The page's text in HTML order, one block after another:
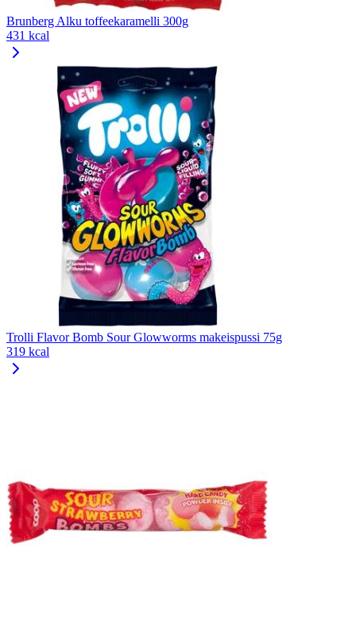
Brunberg Alku toffeekaramelli 300g
431 kcal
Trolli Flavor Bomb Sour Glowworms makeispussi 75g
319 kcal